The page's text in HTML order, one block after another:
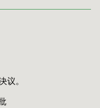
议。